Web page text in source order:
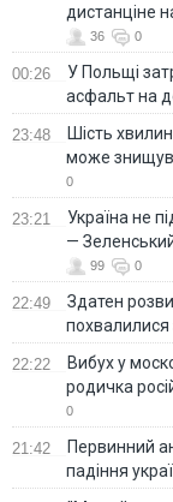
дистанціне
36 0
00:26
У Польщі
асфальт на
23:48
Шість
може
0
23:21
Україна не
—
99 0
22:49
Здатен
22:22
Вибух у
родичка
0
21:42
Первинний
падіння